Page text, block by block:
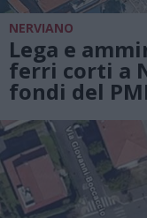
NERVIANO
Lega e
ferri corti a
fondi del